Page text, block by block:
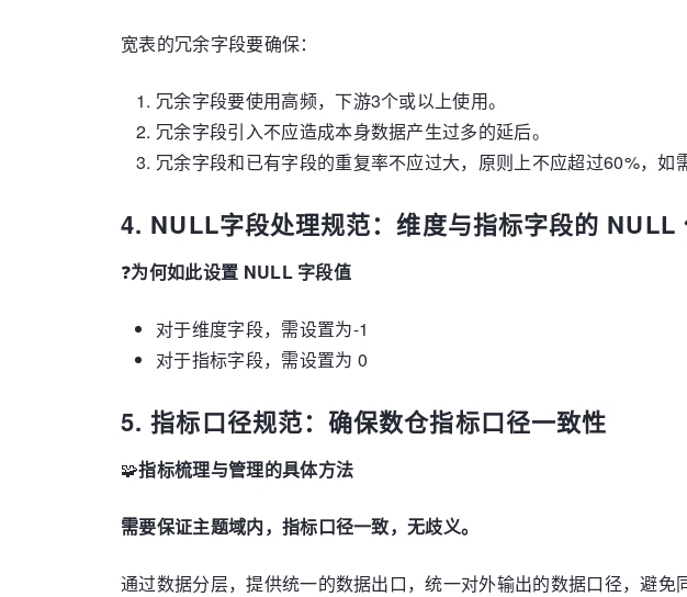
宽表的冗余字段要确保：
冗余字段要使用高频，下游3个或以上使用。
冗余字段引入不应造成本身数据产生过多的延后。
冗余字段和已有字段的重复率不应过大，原则上不应超过60%，如
4. NULL字段处理规范：维度与指标字段的 NULL
❓为何如此设置 NULL 字段值
对于维度字段，需设置为-1
对于指标字段，需设置为 0
5. 指标口径规范：确保数仓指标口径一致性
🧩指标梳理与管理的具体方法
需要保证主题域内，指标口径一致，无歧义。
通过数据分层，提供统一的数据出口，统一对外输出的数据口径，避免